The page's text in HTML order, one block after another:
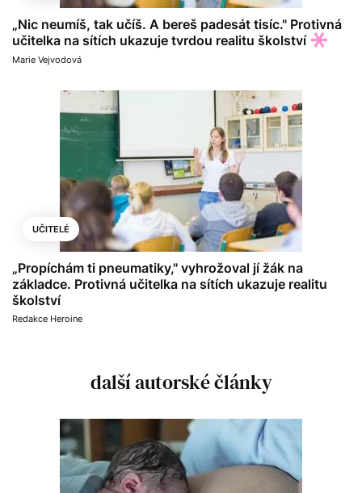
„Nic neumíš, tak učíš. A bereš padesát tisíc." Protivná
učitelka na sítích ukazuje tvrdou realitu školství
Marie Vejvodová
UČITELÉ
„Propíchám ti pneumatiky," vyhrožoval jí žák na
základce. Protivná učitelka na sítích ukazuje realitu
školství
Redakce Heroine
další autorské články